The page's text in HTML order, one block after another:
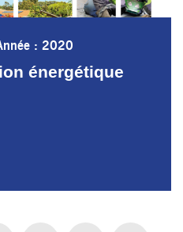
: 2020
énergétique